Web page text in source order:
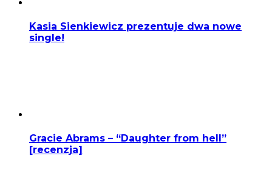
Kasia Sienkiewicz prezentuje dwa nowe
single!
Gracie Abrams – “Daughter from hell”
[recenzja]